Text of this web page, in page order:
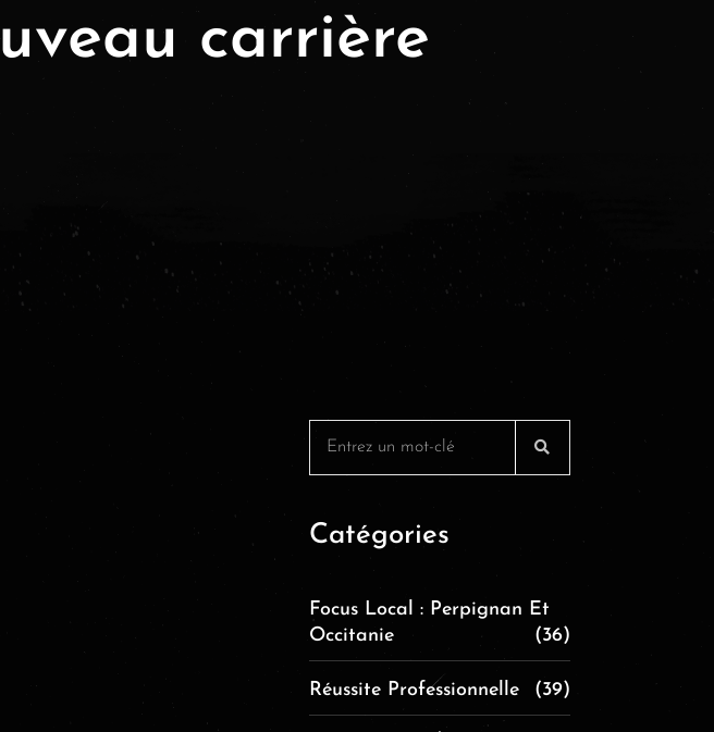
carrière
Catégories
Focus Local : Perpignan Et
Occitanie
(36)
Réussite Professionnelle (39)